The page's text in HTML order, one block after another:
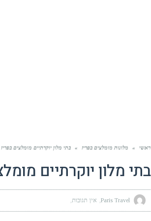
ראשי » מלונות מומלצים בפריז » בתי מלון יוקרתיים מומלצים בפריז
בתי מלון יוקרתיים
אין תגובות